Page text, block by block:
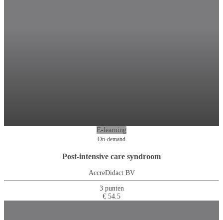
E-learning
On-demand
Post-intensive care syndroom
AccreDidact BV
3 punten
€ 54.5